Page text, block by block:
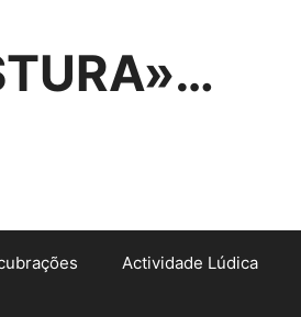
Actividade Lúdica